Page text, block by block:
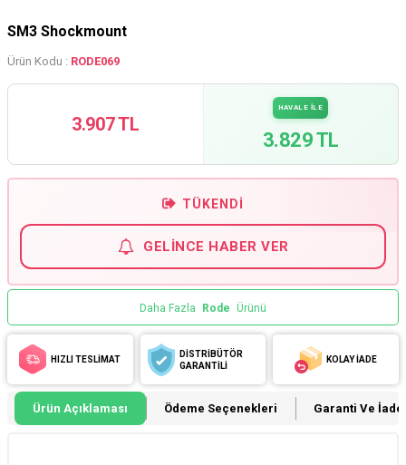
SM3 Shockmount
Ürün Kodu : RODE069
3.907 TL
HAVALE İLE
3.829 TL
TÜKENDI
GELINCE HABER VER
Daha Fazla Rode Ürünü
HIZLI TESLİMAT
DİSTRİBÜTÖR
GARANTİLİ
KOLAY İADE
Ürün Açıklaması Ödeme Seçenekleri Garanti Ve İade